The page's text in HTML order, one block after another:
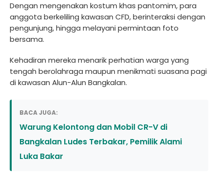
Dengan mengenakan kostum khas pantomim, para
anggota berkeliling kawasan CFD, berinteraksi dengan
pengunjung, hingga melayani permintaan foto
bersama.
Kehadiran mereka menarik perhatian warga yang
tengah berolahraga maupun menikmati suasana pagi
di kawasan Alun-Alun Bangkalan.
BACA JUGA:
Warung Kelontong dan Mobil CR-V di
Bangkalan Ludes Terbakar, Pemilik Alami
Luka Bakar